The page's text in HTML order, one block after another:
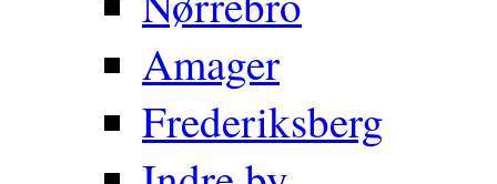
Amager
Frederiksberg